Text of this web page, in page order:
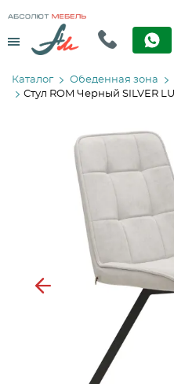
Menu
Каталог Обеденная зона
Стул ROM Черный SILVER
Previous